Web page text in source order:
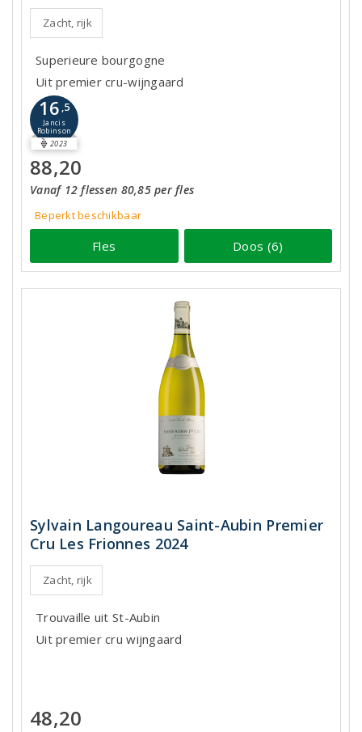
Zacht, rijk
Superieure bourgogne
Uit premier cru-wijngaard
16 ,5
Jancis
Robinson
2023
88,20
Vanaf 12 flessen 80,85 per fles
Beperkt beschikbaar
Fles Doos (6)
Sylvain Langoureau Saint-Aubin Premier
Cru Les Frionnes 2024
Zacht, rijk
Trouvaille uit St-Aubin
Uit premier cru wijngaard
48,20